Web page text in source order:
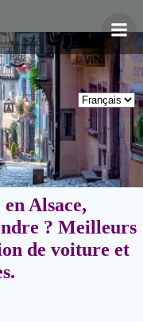
Alsace,
? Meilleurs
de voiture et